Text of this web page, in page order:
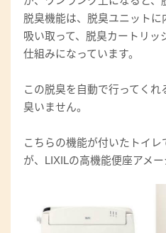
脱臭機能は、脱臭ユニット
吸い取って、脱臭カートリッ
仕組みになっています。
この脱臭を自動で行ってく
臭いません。
こちらの機能が付いたトイ
が、LIXILの高機能便座アメー